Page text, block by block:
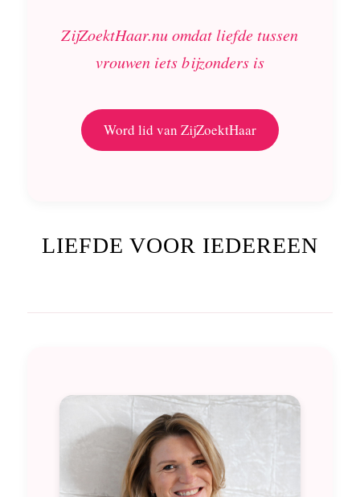
ZijZoektHaar.nu omdat liefde tussen
vrouwen iets bijzonders is
Word lid van ZijZoektHaar
LIEFDE VOOR IEDEREEN